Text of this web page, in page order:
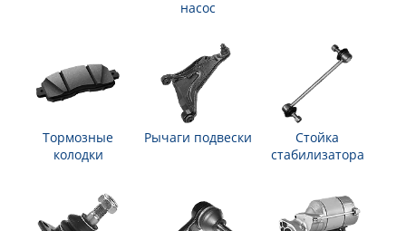
насос
Тормозные
колодки
Рычаги подвески
Стойка
стабилизатора